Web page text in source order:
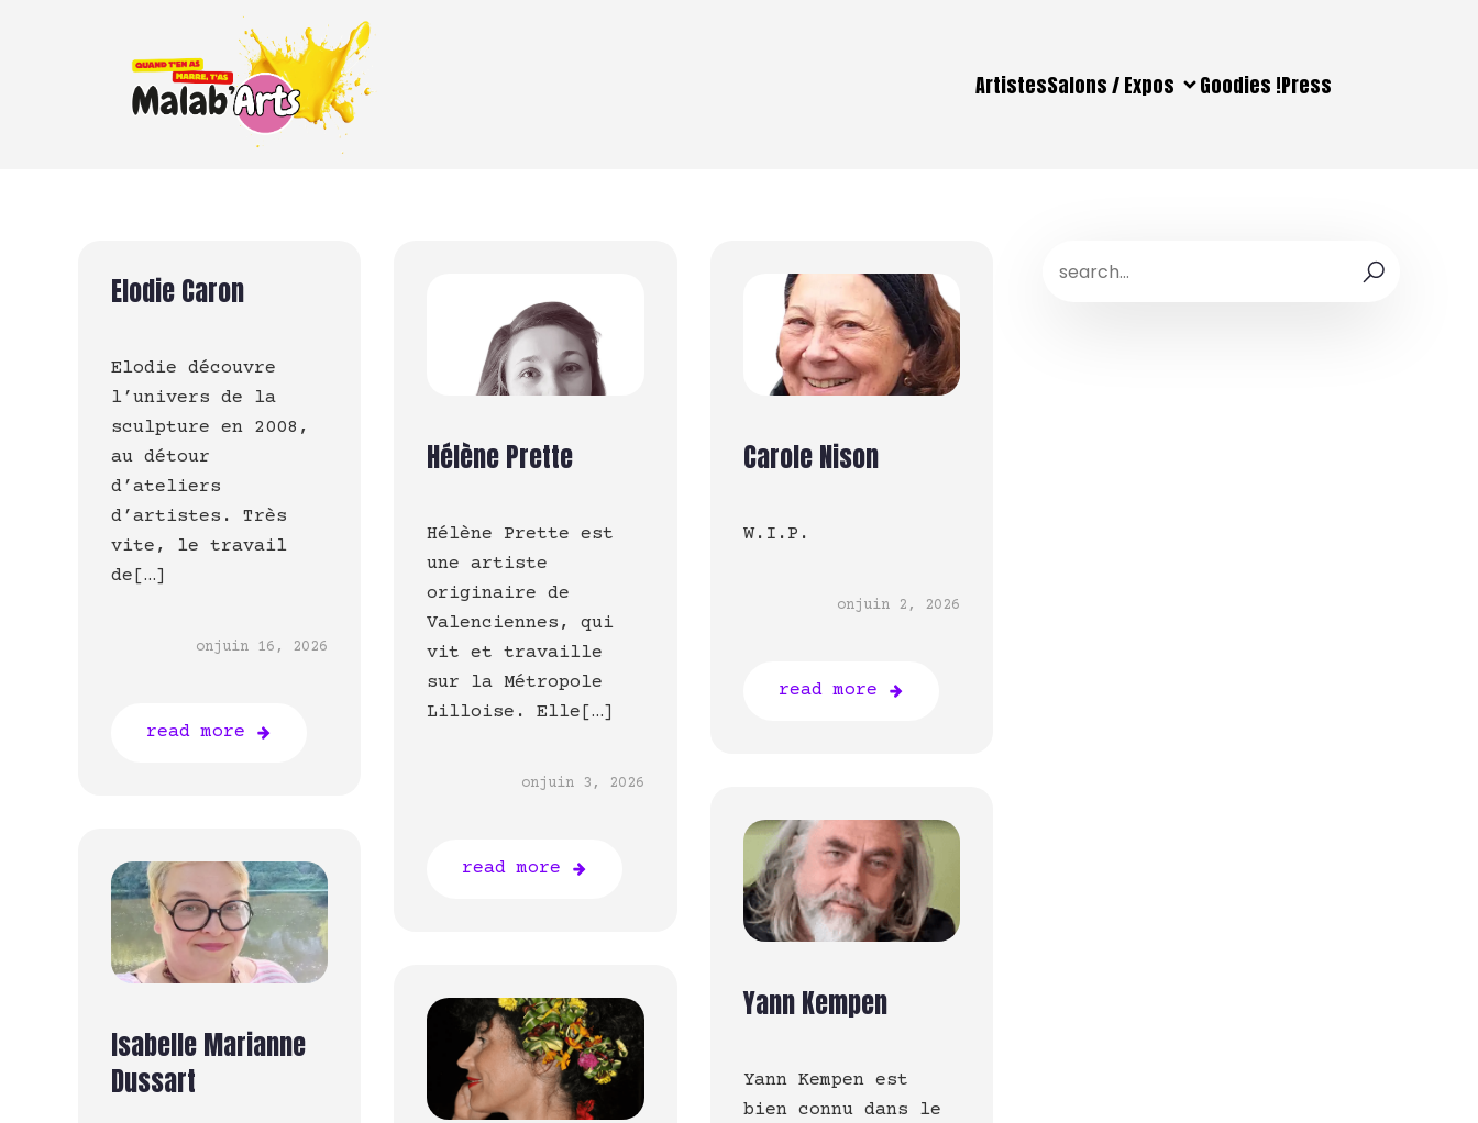
ArtistesSalons / Expos Goodies !Press
Elodie Caron
Elodie découvre
l’univers de la
sculpture en 2008,
au détour
d’ateliers
d’artistes. Très
vite, le travail
de[…]
onjuin 16, 2026
read more
Hélène Prette
Hélène Prette est
une artiste
originaire de
Valenciennes, qui
vit et travaille
sur la Métropole
Lilloise. Elle[…]
onjuin 3, 2026
read more
Carole Nison
W.I.P.
onjuin 2, 2026
read more
Yann Kempen
Yann Kempen est
bien connu dans le
Isabelle Marianne
Dussart